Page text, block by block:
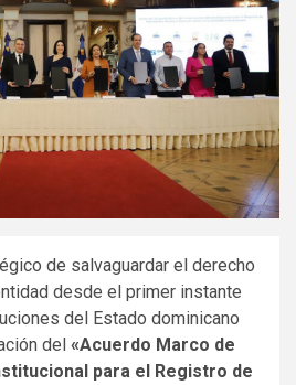
de salvaguardar el derecho
desde el primer instante
del Estado dominicano
del «Acuerdo Marco de
para el Registro de